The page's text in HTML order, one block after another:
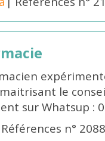
le
sur Whatsup :
n°